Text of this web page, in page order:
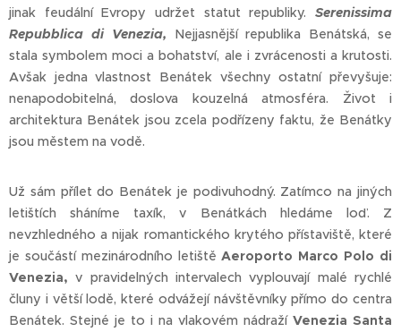
jinak feudální Evropy udržet statut republiky. Serenissima
Repubblica di Venezia, Nejjasnější republika Benátská, se
stala symbolem moci a bohatství, ale i zvrácenosti a krutosti.
Avšak jedna vlastnost Benátek všechny ostatní převyšuje:
nenapodobitelná, doslova kouzelná atmosféra. Život i
architektura Benátek jsou zcela podřízeny faktu, že Benátky
jsou městem na vodě.
Už sám přílet do Benátek je podivuhodný. Zatímco na jiných
letištích sháníme taxík, v Benátkách hledáme loď. Z
nevzhledného a nijak romantického krytého přístaviště, které
je součástí mezinárodního letištěAeroporto Marco Polo di
Venezia, v pravidelných intervalech vyplouvají malé rychlé
čluny i větší lodě, které odvážejí návštěvníky přímo do centra
Benátek. Stejné je to i na vlakovém nádraží Venezia Santa